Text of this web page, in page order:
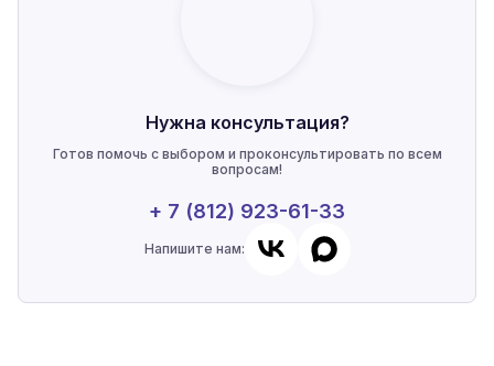
Нужна консультация?
Готов помочь с выбором и проконсультировать по всем
вопросам!
+ 7 (812) 923-61-33
Напишите нам: